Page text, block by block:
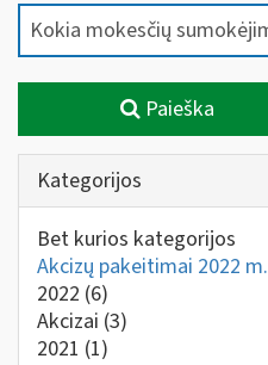
Paieška
Kategorijos
Bet kurios kategorijos
Akcizų pakeitimai 2022 m.
2022 (6)
Akcizai (3)
2021 (1)